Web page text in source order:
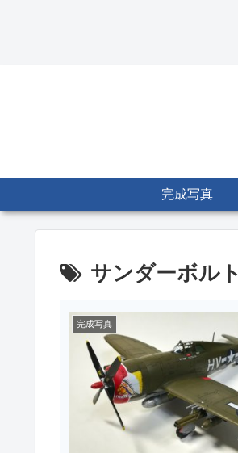
完成写真
サンダーボルト
完成写真